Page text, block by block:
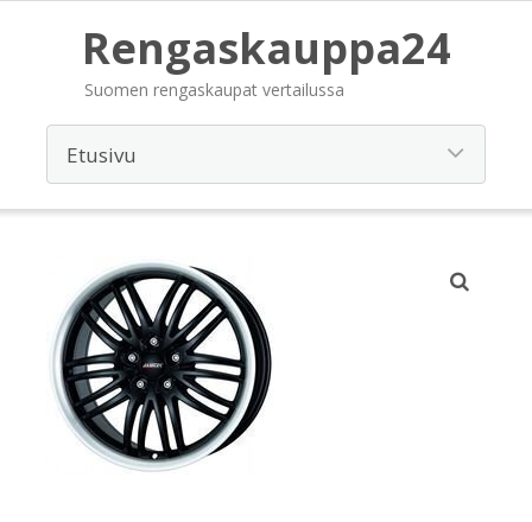
Rengaskauppa24
Suomen rengaskaupat vertailussa